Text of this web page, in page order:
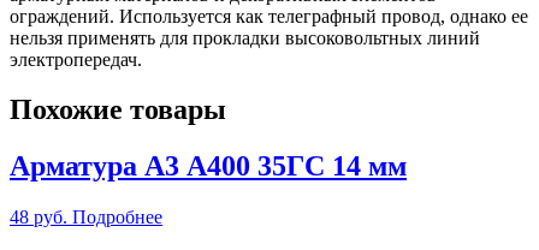
ограждений. Используется как телеграфный провод, однако ее
нельзя применять для прокладки высоковольтных линий
электропередач.
Похожие товары
Арматура А3 А400 35ГС 14 мм
48 руб. Подробнее